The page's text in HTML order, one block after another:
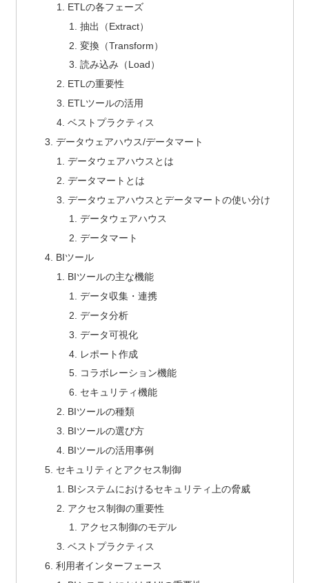
ETLの各フェーズ
抽出（Extract）
変換（Transform）
読み込み（Load）
ETLの重要性
ETLツールの活用
ベストプラクティス
データウェアハウス/データマート
データウェアハウスとは
データマートとは
データウェアハウスとデータマートの使い分け
データウェアハウス
データマート
BIツール
BIツールの主な機能
データ収集・連携
データ分析
データ可視化
レポート作成
コラボレーション機能
セキュリティ機能
BIツールの種類
BIツールの選び方
BIツールの活用事例
セキュリティとアクセス制御
BIシステムにおけるセキュリティ上の脅威
アクセス制御の重要性
アクセス制御のモデル
ベストプラクティス
利用者インターフェース